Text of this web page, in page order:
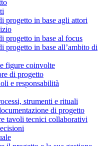
progetto in base agli attori
progetto in base al focus
progetto in base all’ambito di
figure coinvolte
di progetto
e responsabilità
strumenti e rituali
di progetto
tavoli tecnici collaborativi